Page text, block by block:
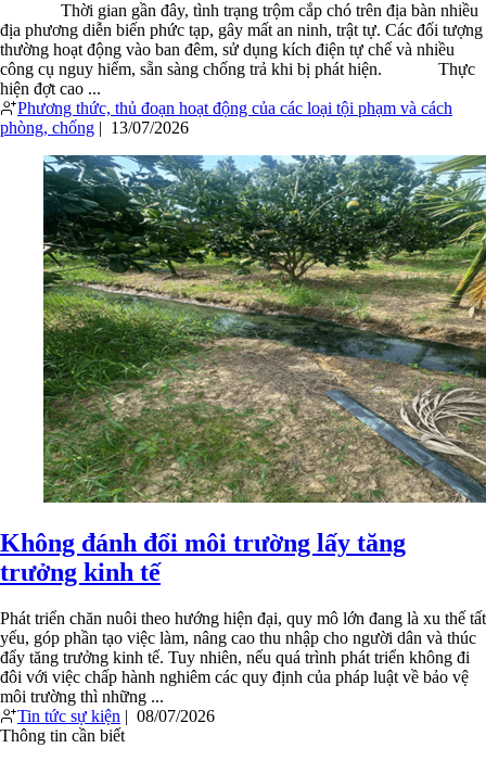
Thời gian gần đây, tình trạng trộm cắp chó trên địa bàn nhiều
địa phương diễn biến phức tạp, gây mất an ninh, trật tự. Các đối tượng
thường hoạt động vào ban đêm, sử dụng kích điện tự chế và nhiều
công cụ nguy hiểm, sẵn sàng chống trả khi bị phát hiện. Thực
hiện đợt cao ...
Phương thức, thủ đoạn hoạt động của các loại tội phạm và cách
phòng, chống | 13/07/2026
Không đánh đổi môi trường lấy tăng
trưởng kinh tế
Phát triển chăn nuôi theo hướng hiện đại, quy mô lớn đang là xu thế tất
yếu, góp phần tạo việc làm, nâng cao thu nhập cho người dân và thúc
đẩy tăng trưởng kinh tế. Tuy nhiên, nếu quá trình phát triển không đi
đôi với việc chấp hành nghiêm các quy định của pháp luật về bảo vệ
môi trường thì những ...
Tin tức sự kiện | 08/07/2026
Thông tin cần biết